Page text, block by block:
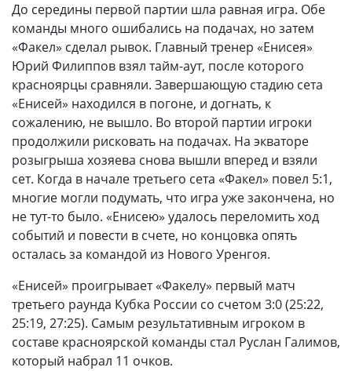
До середины первой партии шла равная игра. Обе
команды много ошибались на подачах, но затем
«Факел» сделал рывок. Главный тренер «Енисея»
Юрий Филиппов взял тайм-аут, после которого
красноярцы сравняли. Завершающую стадию сета
«Енисей» находился в погоне, и догнать, к
сожалению, не вышло. Во второй партии игроки
продолжили рисковать на подачах. На экваторе
розыгрыша хозяева снова вышли вперед и взяли
сет. Когда в начале третьего сета «Факел» повел 5:1,
многие могли подумать, что игра уже закончена, но
не тут-то было. «Енисею» удалось переломить ход
событий и повести в счете, но концовка опять
осталась за командой из Нового Уренгоя.
«Енисей» проигрывает «Факелу» первый матч
третьего раунда Кубка России со счетом 3:0 (25:22,
25:19, 27:25). Самым результативным игроком в
составе красноярской команды стал Руслан Галимов,
который набрал 11 очков.